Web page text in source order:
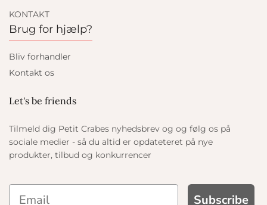
KONTAKT
Brug for hjælp?
Bliv forhandler
Kontakt os
Let's be friends
Tilmeld dig Petit Crabes nyhedsbrev og og følg os på
sociale medier - så du altid er opdateteret på nye
produkter, tilbud og konkurrencer
Subscribe